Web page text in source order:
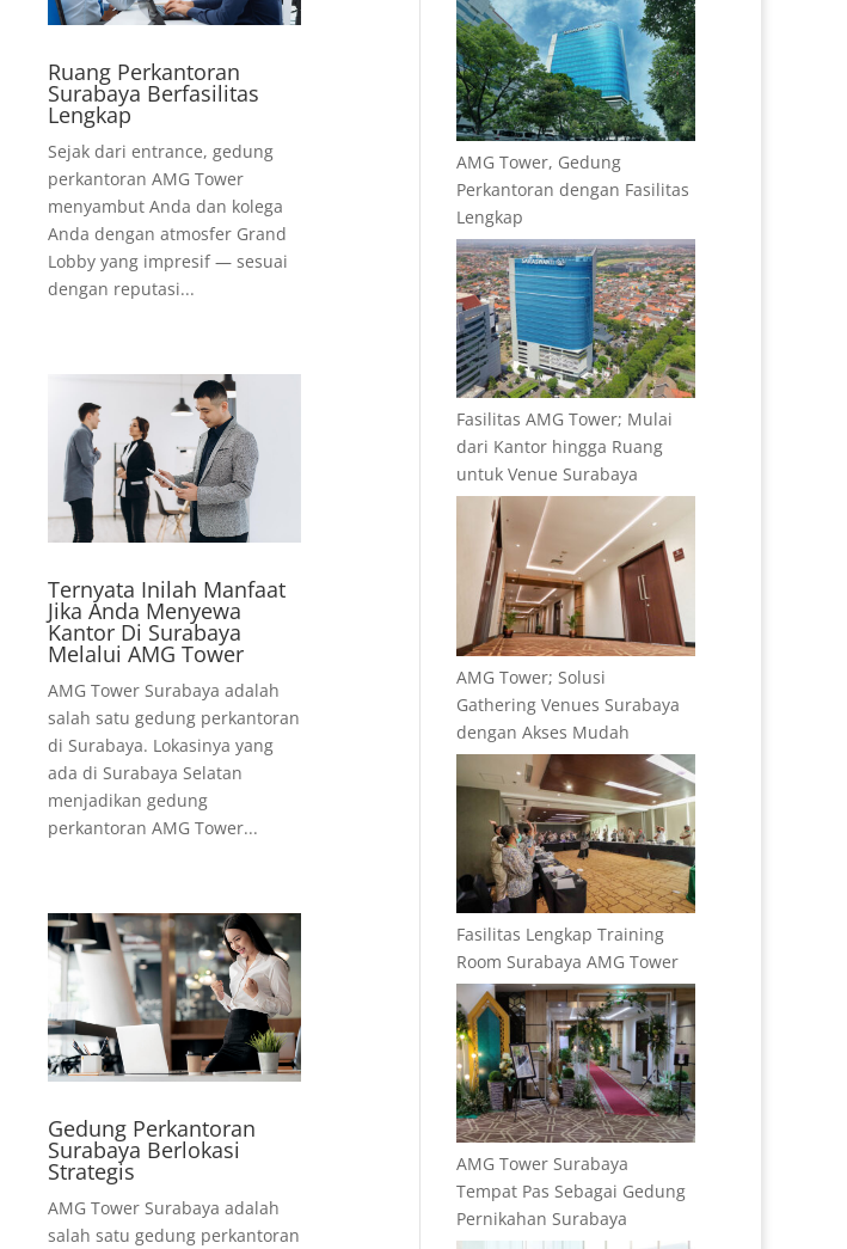
Ruang Perkantoran
Surabaya Berfasilitas
Lengkap
Sejak dari entrance, gedung
perkantoran AMG Tower
menyambut Anda dan kolega
Anda dengan atmosfer Grand
Lobby yang impresif — sesuai
dengan reputasi...
Ternyata Inilah Manfaat
Jika Anda Menyewa
Kantor Di Surabaya
Melalui AMG Tower
AMG Tower Surabaya adalah
salah satu gedung perkantoran
di Surabaya. Lokasinya yang
ada di Surabaya Selatan
menjadikan gedung
perkantoran AMG Tower...
Gedung Perkantoran
Surabaya Berlokasi
Strategis
AMG Tower Surabaya adalah
salah satu gedung perkantoran
AMG Tower, Gedung
Perkantoran dengan Fasilitas
Lengkap
Fasilitas AMG Tower; Mulai
dari Kantor hingga Ruang
untuk Venue Surabaya
AMG Tower; Solusi
Gathering Venues Surabaya
dengan Akses Mudah
Fasilitas Lengkap Training
Room Surabaya AMG Tower
AMG Tower Surabaya
Tempat Pas Sebagai Gedung
Pernikahan Surabaya